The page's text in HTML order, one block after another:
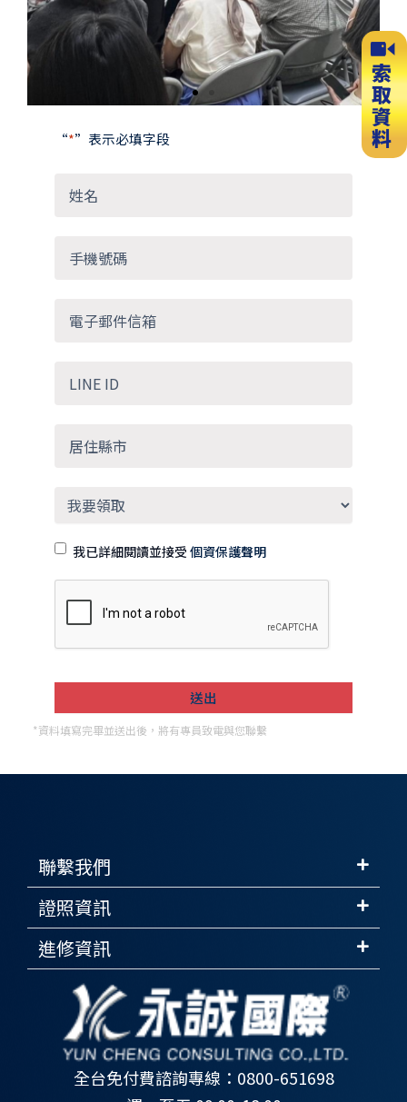
“*”表示必填字段
我已詳細閱讀並接受 個資保護聲明
*資料填寫完畢並送出後，將有專員致電與您聯繫
全台免付費諮詢專線：0800-651698
聯繫我們
證照資訊
進修資訊